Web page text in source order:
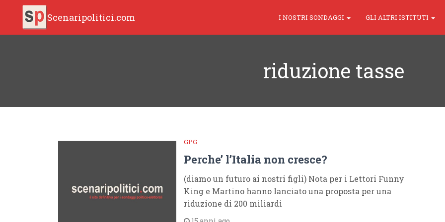
Scenaripolitici.com I NOSTRI SONDAGGI GLI ALTRI ISTITUTI
riduzione tasse
GPG
Perche’ l’Italia non cresce?
(diamo un futuro ai nostri figli) Nota per i Lettori Funny
King e Martino hanno lanciato una proposta per una
riduzione di 200 miliardi